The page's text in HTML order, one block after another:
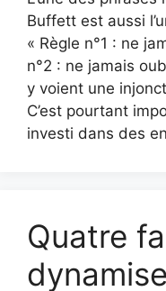
Buffett est aussi
« Règle n°1 : ne
n°2 : ne jamais
y voient une
C’est pourtant
investi dans des
Quatre